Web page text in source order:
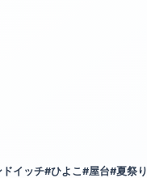
ドイッチ#ひよこ#屋台#夏祭り